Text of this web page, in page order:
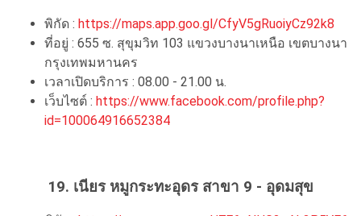
พิกัด : https://maps.app.goo.gl/CfyV5gRuoiyCz92k8
ที่อยู่ : 655 ซ. สุขุมวิท 103 แขวงบางนาเหนือ เขตบางนา
กรุงเทพมหานคร
เวลาเปิดบริการ : 08.00 - 21.00 น.
เว็บไซต์ : https://www.facebook.com/profile.php?
id=100064916652384
19. เนียร หมูกระทะอุดร สาขา 9 - อุดมสุข